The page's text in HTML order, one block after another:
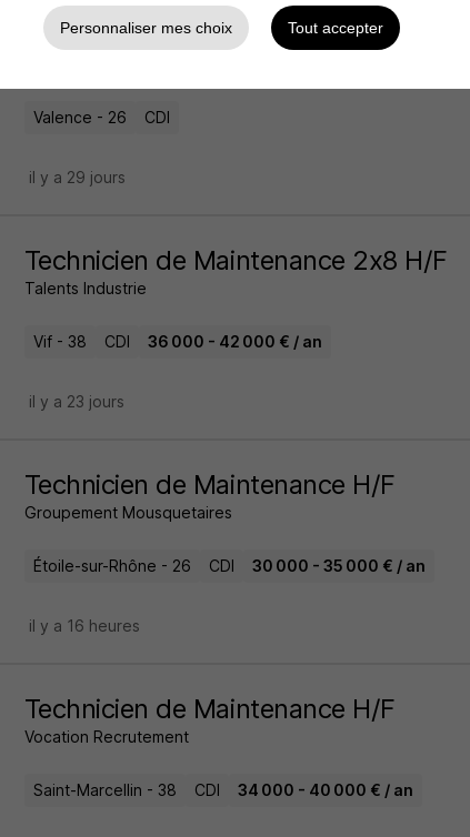
Technicien de Maintenance H/F
Valence - 26 CDI
il y a 29 jours
Technicien de Maintenance 2x8 H/F
Talents Industrie
Vif - 38 CDI 36 000 - 42 000 € / an
il y a 23 jours
Technicien de Maintenance H/F
Groupement Mousquetaires
Étoile-sur-Rhône - 26 CDI 30 000 - 35 000 € / an
il y a 16 heures
Technicien de Maintenance H/F
Vocation Recrutement
Saint-Marcellin - 38 CDI 34 000 - 40 000 € / an
Personnaliser mes choix Tout accepter